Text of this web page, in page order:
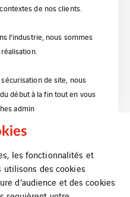
de nos clients.​
l’industrie, nous sommes
de site,​ nous
début à la fin tout en vous
admin
les fonctionnalités et
utilisons des cookies
d’audience et des cookies